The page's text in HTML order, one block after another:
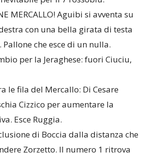
con una bella girata di testa
che esce di un nulla.
per la Jeraghese: fuori Ciuciu,
le fila del Mercallo: Di Cesare
Cizzico per aumentare la
Esce Ruggia.
di Boccia dalla distanza che
Zorzetto. Il numero 1 ritrova
posizione e controlla la sfera.